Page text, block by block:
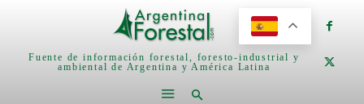
Fuente de información forestal, foresto-industrial y
ambiental de Argentina y América Latina